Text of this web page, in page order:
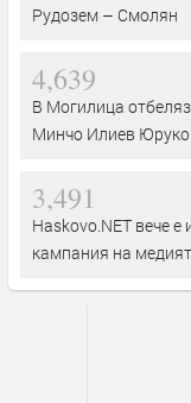
Рудозем – Смолян
4,639
В Могилица
Минчо Илиев
3,491
Haskovo.NET вече
кампания на